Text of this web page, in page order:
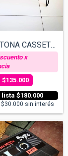
MESA RATONA CASSETTE - QUEEN
$180.000
$135.000
$30.000 sin interés